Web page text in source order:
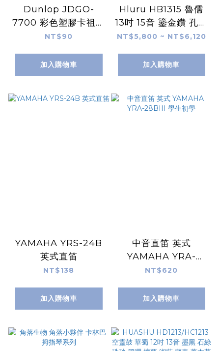
Dunlop JDGO-
7700 彩色塑膠卡祖笛
KAZOO笛
NT$90
加入購物車
Hluru HB1315 魯儒
13吋 15音 鎏金鑽 孔雀
石 薰衣草紫 藏青 電鍍
B系列鈦金鋼製 D調
可加購腳架【附贈厚實
件】
NT$5,800 ~ NT$6,120
加入購物車
YAMAHA YRS-24B
英式直笛
NT$138
加入購物車
中音直笛 英式
YAMAHA YRA-
28BIII 學生初學
NT$620
加入購物車